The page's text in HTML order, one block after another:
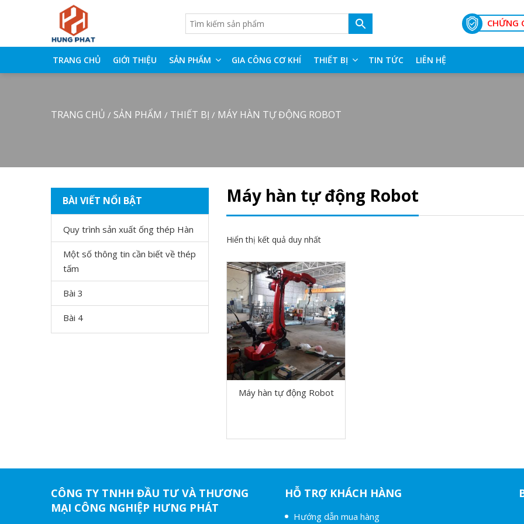
CHỨNG
TRANG CHỦ GIỚI THIỆU SẢN PHẨM GIA CÔNG CƠ KHÍ THIẾT BỊ TIN TỨC LIÊN HỆ
TRANG CHỦ / SẢN PHẨM / THIẾT BỊ / MÁY HÀN TỰ ĐỘNG ROBOT
Máy hàn tự động Robot
Hiển thị kết quả duy nhất
Máy hàn tự động Robot
BÀI VIẾT NỔI BẬT
Quy trình sản xuất ống thép Hàn
Một số thông tin cần biết về thép
tấm
Bài 3
Bài 4
CÔNG TY TNHH ĐẦU TƯ VÀ THƯƠNG
MẠI CÔNG NGHIỆP HƯNG PHÁT
HỖ TRỢ KHÁCH HÀNG
Hướng dẫn mua hàng